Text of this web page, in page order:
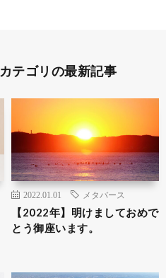
カテゴリの最新記事
2022.01.01 メタバース
【2022年】明けましておめで
とう御座います。